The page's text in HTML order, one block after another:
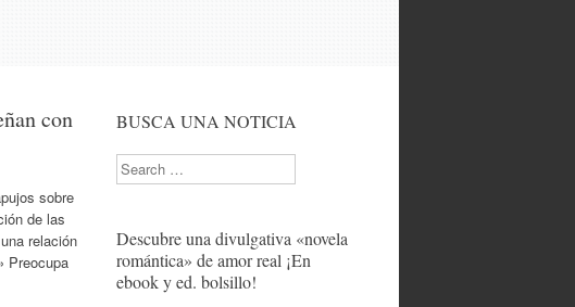
con
sobre
de las
relación
Preocupa
BUSCA UNA NOTICIA
Search
Descubre una divulgativa «novela
romántica» de amor real ¡En
ebook y ed. bolsillo!